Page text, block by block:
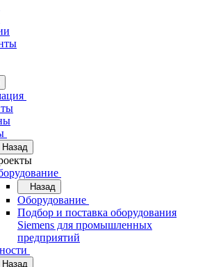
Назад
Назад
Оборудование
Подбор и поставка оборудования
Siemens для промышленных
предприятий
Назад